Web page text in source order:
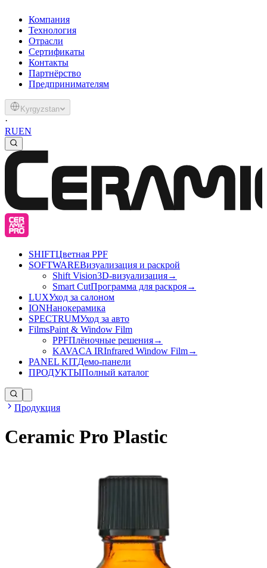
Компания
Технология
Отрасли
Сертификаты
Контакты
Партнёрство
Предпринимателям
Kyrgyzstan
·
RUEN
SHIFTЦветная PPF
SOFTWAREВизуализация и раскрой
Shift Vision3D-визуализация→
Smart CutПрограмма для раскроя→
LUXУход за салоном
IONНанокерамика
SPECTRUMУход за авто
FilmsPaint & Window Film
PPFПлёночные решения→
KAVACA IRInfrared Window Film→
PANEL KITДемо-панели
ПРОДУКТЫПолный каталог
Продукция
Ceramic Pro Plastic